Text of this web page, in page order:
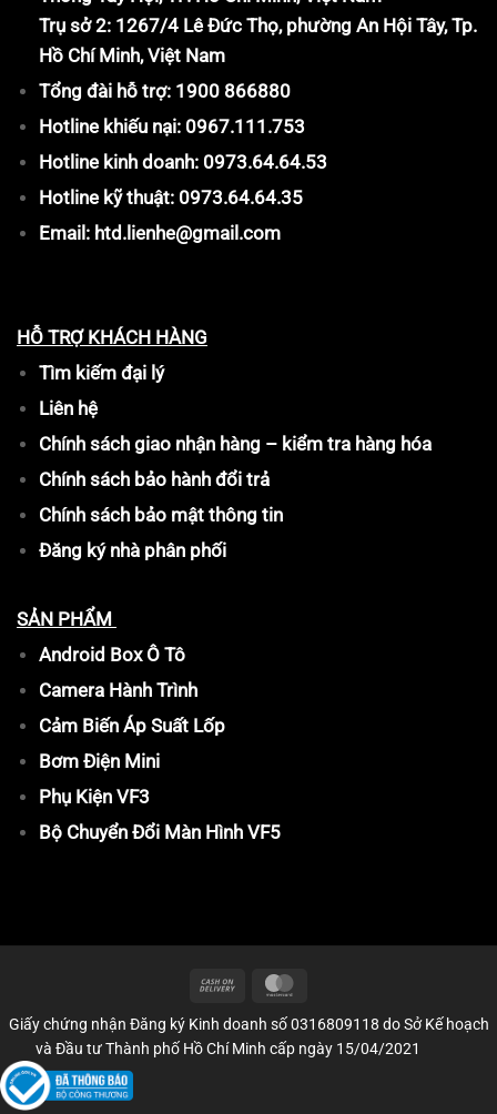
Trụ sở 2: 1267/4 Lê Đức Thọ, phường An Hội Tây, Tp.
Hồ Chí Minh, Việt Nam
Tổng đài hỗ trợ: 1900 866880
Hotline khiếu nại: 0967.111.753
Hotline kinh doanh: 0973.64.64.53
Hotline kỹ thuật: 0973.64.64.35
Email: htd.lienhe@gmail.com
HỖ TRỢ KHÁCH HÀNG
Tìm kiếm đại lý
Liên hệ
Chính sách giao nhận hàng – kiểm tra hàng hóa
Chính sách bảo hành đổi trả
Chính sách bảo mật thông tin
Đăng ký nhà phân phối
SẢN PHẨM
Android Box Ô Tô
Camera Hành Trình
Cảm Biến Áp Suất Lốp
Bơm Điện Mini
Phụ Kiện VF3
Bộ Chuyển Đổi Màn Hình VF5
Giấy chứng nhận Đăng ký Kinh doanh số 0316809118 do Sở Kế hoạch
và Đầu tư Thành phố Hồ Chí Minh cấp ngày 15/04/2021